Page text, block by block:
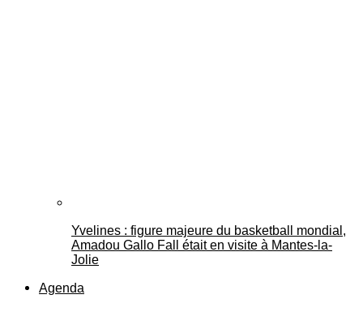
Yvelines : figure majeure du basketball mondial,
Amadou Gallo Fall était en visite à Mantes-la-
Jolie
Agenda